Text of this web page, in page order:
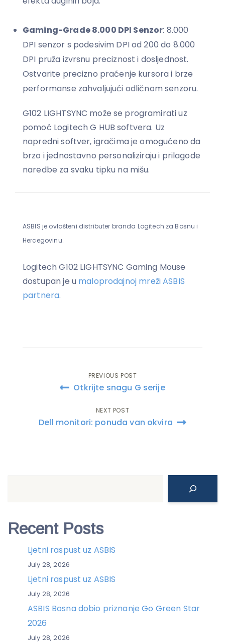
Gaming-Grade 8.000 DPI Senzor: 8.000
DPI senzor s podesivim DPI od 200 do 8.000
DPI pruža izvrsnu preciznost i dosljednost.
Ostvarite precizno praćenje kursora i brze
performanse zahvaljujući odličnom senzoru.
G102 LIGHTSYNC može se programirati uz
pomoć Logitech G HUB softvera. Uz
napredni softver, igračima je omogućeno da
brzo i jednostavno personaliziraju i prilagode
naredbe za svaku tipku na mišu.
ASBIS je ovlašteni distributer branda Logitech za Bosnu i
Hercegovinu.
Logitech G102 LIGHTSYNC Gaming Mouse
dostupan je u maloprodajnoj mreži ASBIS
partnera.
PREVIOUS POST
Otkrijte snagu G serije
NEXT POST
Dell monitori: ponuda van okvira
Recent Posts
Ljetni raspust uz ASBIS
July 28, 2026
Ljetni raspust uz ASBIS
July 28, 2026
ASBIS Bosna dobio priznanje Go Green Star
2026
July 28, 2026